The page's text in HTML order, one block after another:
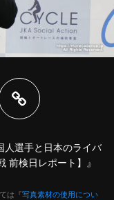
人選手と日本のライバ
前検日レポート】』
は『写真素材の使用につい